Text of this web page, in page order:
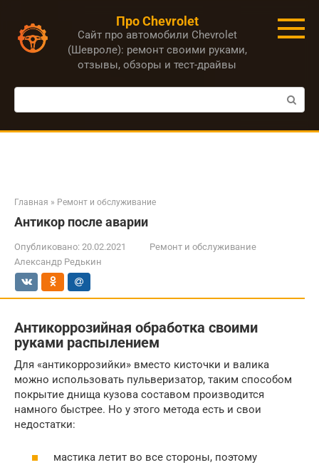
контенту
Про Chevrolet
Сайт про автомобили Chevrolet
(Шевроле): ремонт своими руками,
отзывы, обзоры и тест-драйвы
Поиск:
Главная » Ремонт и обслуживание
Антикор после аварии
Опубликовано: 20.02.2021
Ремонт и обслуживание
Александр Редькин
Антикоррозийная обработка своими
руками распылением
Для «антикоррозийки» вместо кисточки и валика
можно использовать пульверизатор, таким способом
покрытие днища кузова составом производится
намного быстрее. Но у этого метода есть и свои
недостатки:
мастика летит во все стороны, поэтому